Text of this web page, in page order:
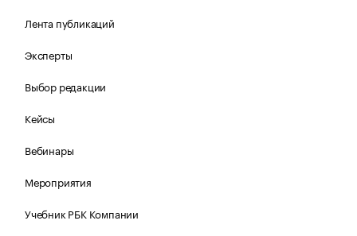
Лента публикаций
Эксперты
Выбор редакции
Кейсы
Вебинары
Мероприятия
Учебник РБК Компании